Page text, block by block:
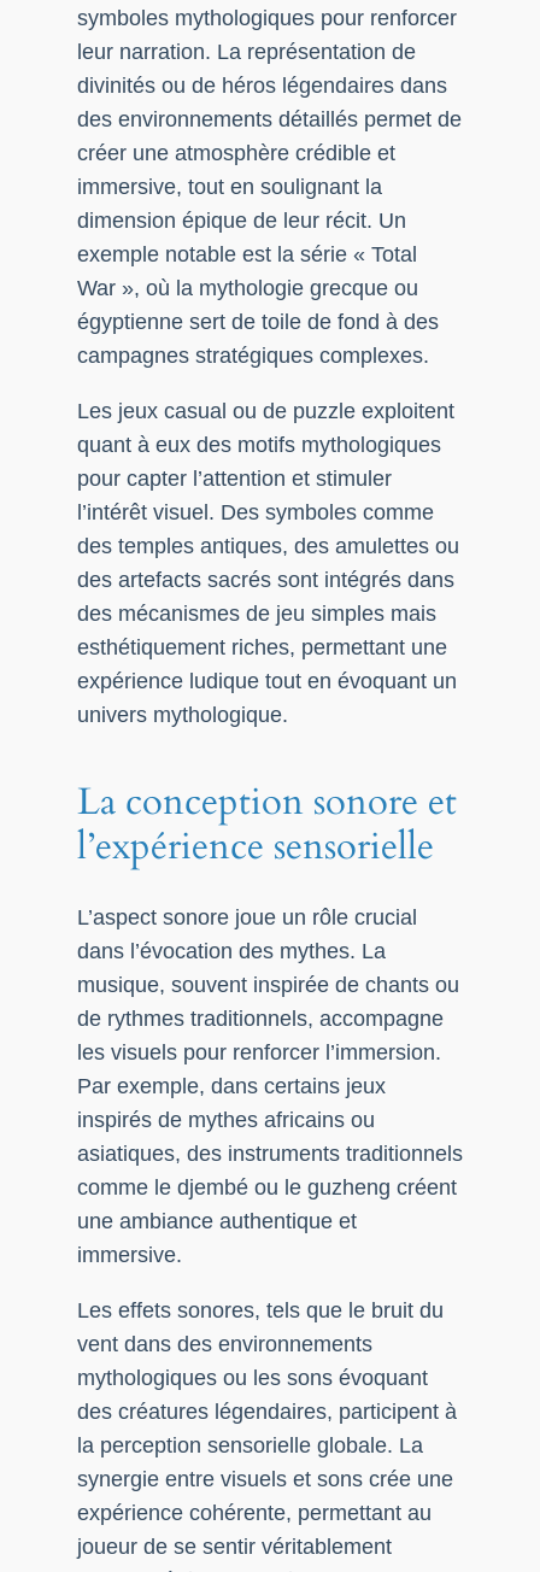
symboles mythologiques pour renforcer
leur narration. La représentation de
divinités ou de héros légendaires dans
des environnements détaillés permet de
créer une atmosphère crédible et
immersive, tout en soulignant la
dimension épique de leur récit. Un
exemple notable est la série « Total
War », où la mythologie grecque ou
égyptienne sert de toile de fond à des
campagnes stratégiques complexes.
Les jeux casual ou de puzzle exploitent
quant à eux des motifs mythologiques
pour capter l’attention et stimuler
l’intérêt visuel. Des symboles comme
des temples antiques, des amulettes ou
des artefacts sacrés sont intégrés dans
des mécanismes de jeu simples mais
esthétiquement riches, permettant une
expérience ludique tout en évoquant un
univers mythologique.
La conception sonore et
l’expérience sensorielle
L’aspect sonore joue un rôle crucial
dans l’évocation des mythes. La
musique, souvent inspirée de chants ou
de rythmes traditionnels, accompagne
les visuels pour renforcer l’immersion.
Par exemple, dans certains jeux
inspirés de mythes africains ou
asiatiques, des instruments traditionnels
comme le djembé ou le guzheng créent
une ambiance authentique et
immersive.
Les effets sonores, tels que le bruit du
vent dans des environnements
mythologiques ou les sons évoquant
des créatures légendaires, participent à
la perception sensorielle globale. La
synergie entre visuels et sons crée une
expérience cohérente, permettant au
joueur de se sentir véritablement